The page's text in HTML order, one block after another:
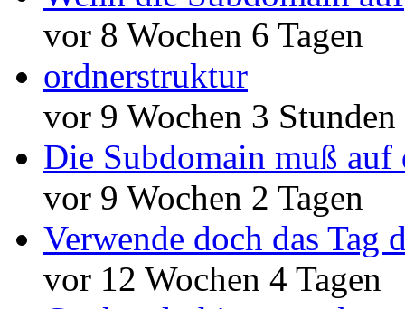
vor 8 Wochen 6 Tagen
ordnerstruktur
vor 9 Wochen 3 Stunden
Die Subdomain muß auf
vor 9 Wochen 2 Tagen
Verwende doch das Tag
vor 12 Wochen 4 Tagen